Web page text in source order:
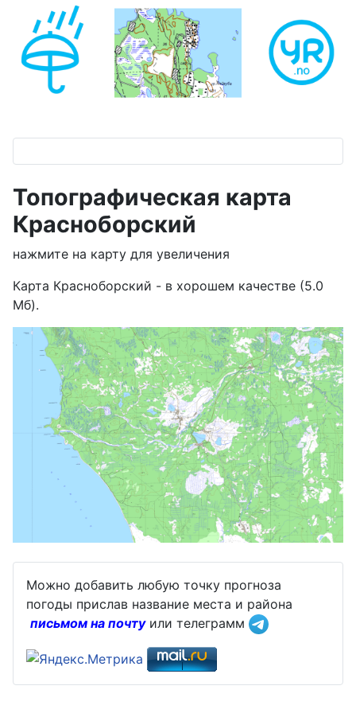
Топографическая карта
Красноборский
нажмите на карту для увеличения
Карта Красноборский - в хорошем качестве (5.0
Мб).
Можно добавить любую точку прогноза
погоды прислав название места и района
письмом на почтуили телеграмм